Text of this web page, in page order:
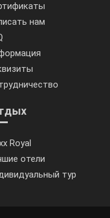
нам
Royal
отели
тур